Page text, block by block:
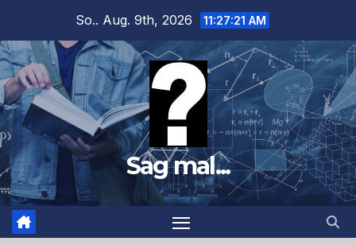
springen
So.. Aug. 9th, 2026 11:27:23 AM
Sag mal...